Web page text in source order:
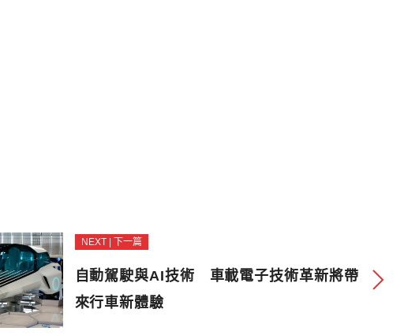
NEXT | 下一篇
自動駕駛與AI技術 車載電子技術革新將帶
來行車新體驗